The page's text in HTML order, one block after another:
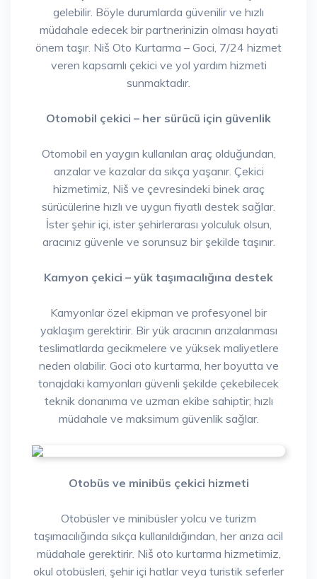
gelebilir. Böyle durumlarda güvenilir ve hızlı
müdahale edecek bir partnerinizin olması hayati
önem taşır. Niš Oto Kurtarma – Goci, 7/24 hizmet
veren kapsamlı çekici ve yol yardım hizmeti
sunmaktadır.
Otomobil çekici – her sürücü için güvenlik
Otomobil en yaygın kullanılan araç olduğundan,
arızalar ve kazalar da sıkça yaşanır. Çekici
hizmetimiz, Niš ve çevresindeki binek araç
sürücülerine hızlı ve uygun fiyatlı destek sağlar.
İster şehir içi, ister şehirlerarası yolculuk olsun,
aracınız güvenle ve sorunsuz bir şekilde taşınır.
Kamyon çekici – yük taşımacılığına destek
Kamyonlar özel ekipman ve profesyonel bir
yaklaşım gerektirir. Bir yük aracının arızalanması
teslimatlarda gecikmelere ve yüksek maliyetlere
neden olabilir. Goci oto kurtarma, her boyutta ve
tonajdaki kamyonları güvenli şekilde çekebilecek
teknik donanıma ve uzman ekibe sahiptir; hızlı
müdahale ve maksimum güvenlik sağlar.
Otobüs ve minibüs çekici hizmeti
Otobüsler ve minibüsler yolcu ve turizm
taşımacılığında sıkça kullanıldığından, her arıza acil
müdahale gerektirir. Niš oto kurtarma hizmetimiz,
okul otobüsleri, şehir içi hatlar veya turistik seferler